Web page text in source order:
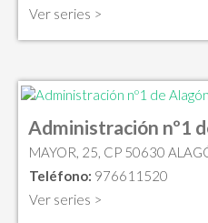
Ver series >
Administración nº1
MAYOR, 25, CP 50630
Teléfono: 976611520
Ver series >